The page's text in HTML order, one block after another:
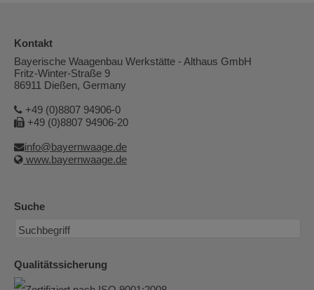
Kontakt
Bayerische Waagenbau Werkstätte - Althaus GmbH
Fritz-Winter-Straße 9
86911 Dießen, Germany
+49 (0)8807 94906-0
+49 (0)8807 94906-20
info@bayernwaage.de
www.bayernwaage.de
Suche
Qualitätssicherung